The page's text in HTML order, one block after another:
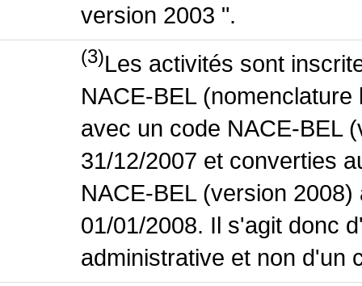
version 2003 ".
(3)Les activités sont
NACE-BEL
avec un code NACE-BEL
31/12/2007 et converties
NACE-BEL (version
01/01/2008. Il s'agit donc
administrative et non d'un